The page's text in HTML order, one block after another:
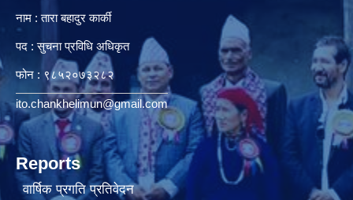
नाम : तारा बहादुर कार्की
पद : सुचना प्रविधि अधिकृत
फोन : ९८५२०७३२८२
ito.chankhelimun@gmail.com
Reports
वार्षिक प्रगति प्रतिवेदन